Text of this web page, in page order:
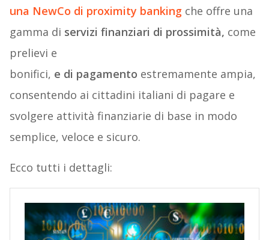
una NewCo di proximity banking che offre una
gamma di servizi finanziari di prossimità, come
prelievi e
bonifici, e di pagamento estremamente ampia,
consentendo ai cittadini italiani di pagare e
svolgere attività finanziarie di base in modo
semplice, veloce e sicuro.
Ecco tutti i dettagli: